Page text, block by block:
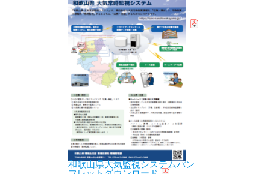
和歌山県大気監視システムパン